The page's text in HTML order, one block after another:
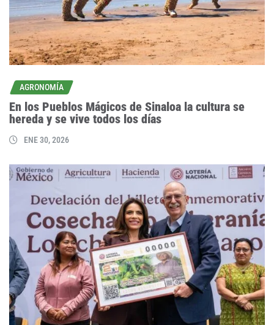
AGRONOMÍA
En los Pueblos Mágicos de Sinaloa la cultura se
hereda y se vive todos los días
ENE 30, 2026